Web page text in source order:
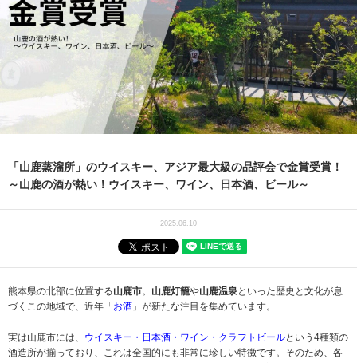
「山鹿蒸溜所」のウイスキー、アジア最大級の品評会で金賞受賞！
～山鹿の酒が熱い！ウイスキー、ワイン、日本酒、ビール～
2025.06.10
熊本県の北部に位置する山鹿市。 山鹿灯籠や山鹿温泉 といった歴史と文化が息
づくこの地域で、近年「お酒 」が新たな注目を集めています。
実は山鹿市には、 ウイスキー・日本酒・ワイン・クラフトビールという4種類の
酒造所が揃っており、これは全国的にも非常に珍しい特徴です。そのため、各